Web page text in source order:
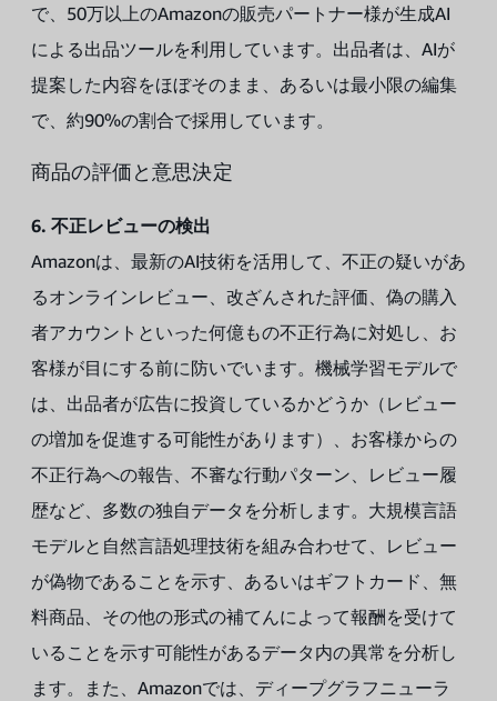
で、50万以上のAmazonの販売パートナー様が生成AI
による出品ツールを利用しています。出品者は、AIが
提案した内容をほぼそのまま、あるいは最小限の編集
で、約90%の割合で採用しています。
商品の評価と意思決定
6. 不正レビューの検出
Amazonは、最新のAI技術を活用して、不正の疑いがあ
るオンラインレビュー、改ざんされた評価、偽の購入
者アカウントといった何億もの不正行為に対処し、お
客様が目にする前に防いでいます。機械学習モデルで
は、出品者が広告に投資しているかどうか（レビュー
の増加を促進する可能性があります）、お客様からの
不正行為への報告、不審な行動パターン、レビュー履
歴など、多数の独自データを分析します。大規模言語
モデルと自然言語処理技術を組み合わせて、レビュー
が偽物であることを示す、あるいはギフトカード、無
料商品、その他の形式の補てんによって報酬を受けて
いることを示す可能性があるデータ内の異常を分析し
ます。また、Amazonでは、ディープグラフニューラ